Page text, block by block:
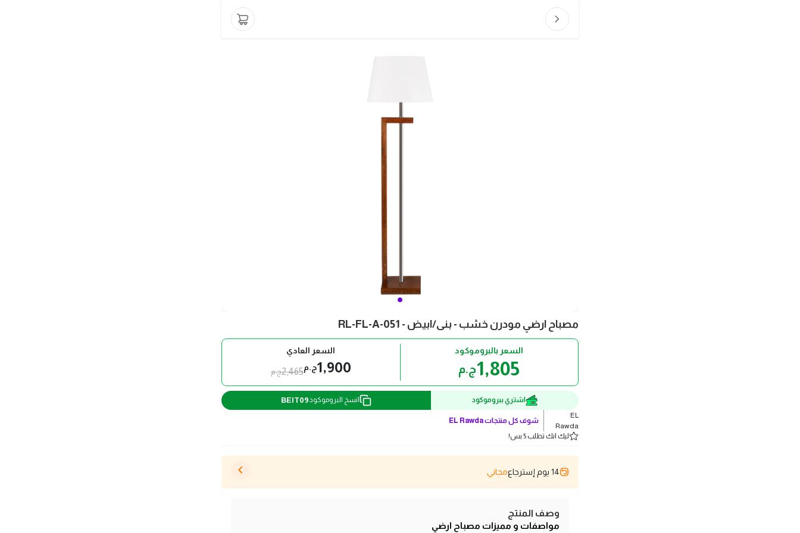
مصباح ارضي مودرن خشب - بنى/ابيض - RL-FL-A-051
السعر بالبروموكود
1,805ج.م
السعر العادي
1,900ج.م2,465ج.م
اشتري ببروموكود انسخ البروموكودBEIT09
EL
Rawda
شوف كل منتجاتEL Rawda
ليك انك تطلب 5 بس!
14 يوم إسترجاع مجاني
وصف المنتج
مواصفات و مميزات مصباح ارضي